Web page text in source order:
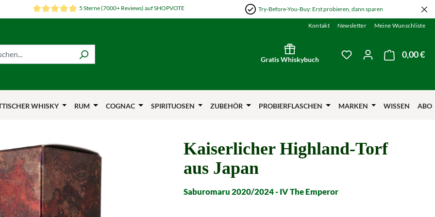
5 Sterne (7000+ Reviews) auf SHOPVOTE Try-Before-You-Buy: Erst probieren, dann sparen
Kontakt Newsletter Meine Wunschliste
Gratis Whiskybuch
Du hast 0 Produkte
0,00 €
WHISKY RUM COGNAC SPIRITUOSEN ZUBEHÖR PROBIERFLASCHEN MARKEN WISSEN ABO
Kaiserlicher Highland-Torf
aus Japan
Saburomaru 2020/2024 - IV The Emperor